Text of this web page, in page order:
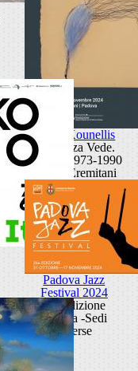
Jannis Kounellis
La Stanza Vede.
Disegni 1973-1990
Museo Eremitani
Padova Jazz
Festival 2024
26° edizione
Padova -Sedi
diverse